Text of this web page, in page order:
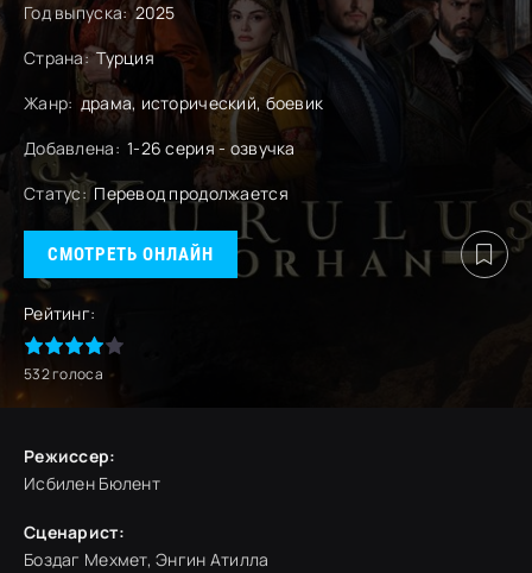
Год выпуска: 2025
Страна:Турция
Жанр: драма, исторический, боевик
Добавлена: 1-26 серия - озвучка
Статус: Перевод продолжается
СМОТРЕТЬ ОНЛАЙН
Рейтинг:
532голоса
Режиссер:
Исбилен Бюлент
Сценарист:
Боздаг Мехмет, Энгин Атилла